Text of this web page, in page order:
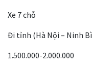
Xe 7 chỗ
Đi tỉnh (Hà Nội – Ninh
1.500.000-2.000.000